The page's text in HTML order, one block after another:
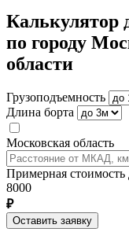
Калькулятор
по городу
области
Грузоподъемность
Длина борта
Московская область
Примерная стоимость
8000
₽
Оставить заявку